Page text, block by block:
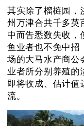
其实除了榴梿园，
州万津合共千多英
中而告悉数失收，
鱼业者也不免中招
场的大马水产商公
业者所分别养殖的
即将收成、估计值
流。